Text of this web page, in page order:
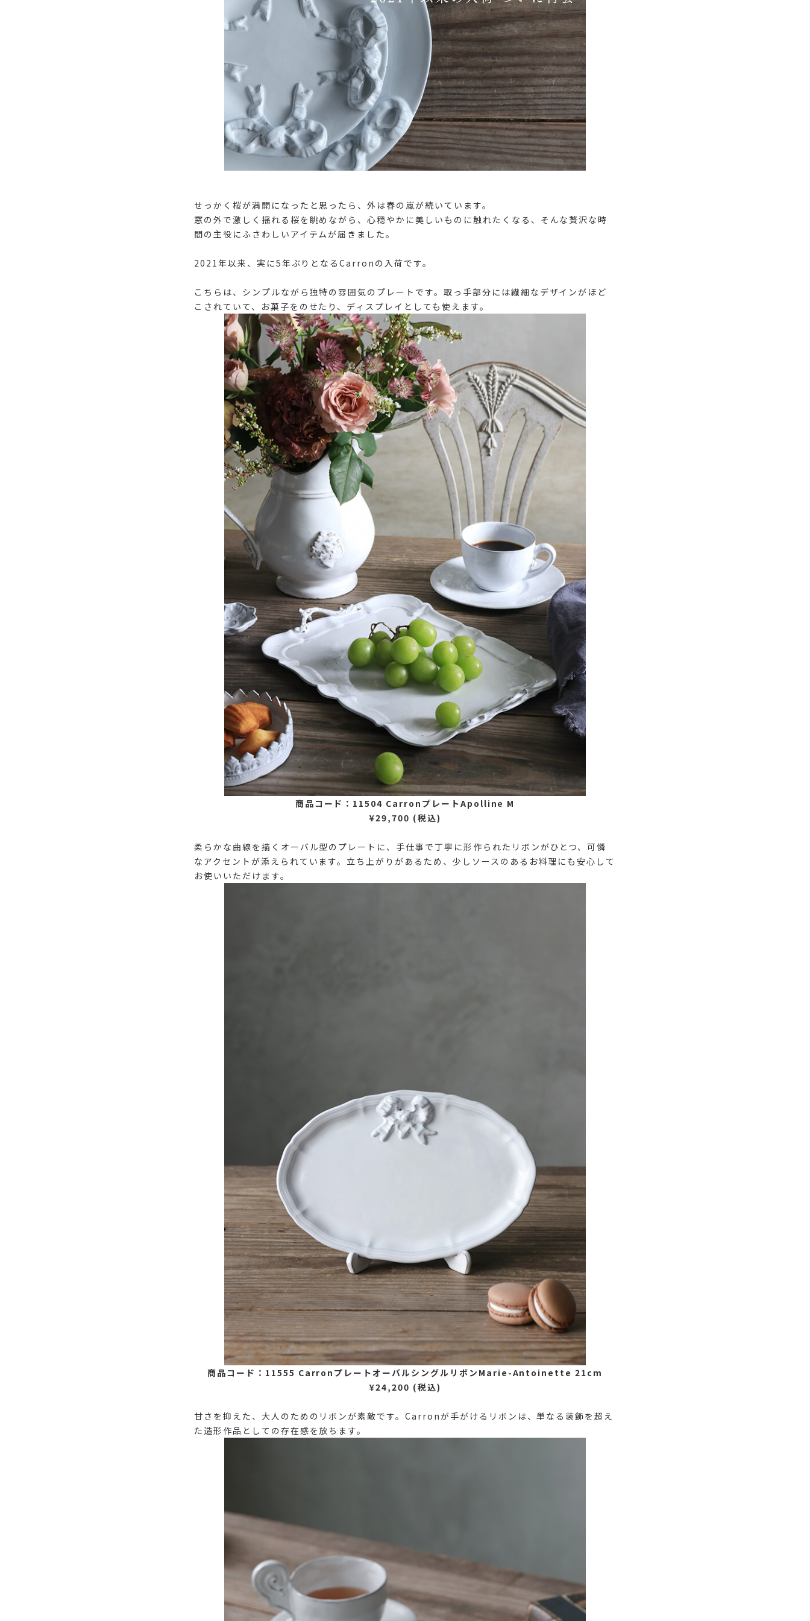
せっかく桜が満開になったと思ったら、外は春の嵐が続いています。
窓の外で激しく揺れる桜を眺めながら、心穏やかに美しいものに触れたくなる、そんな贅沢な時
間の主役にふさわしいアイテムが届きました。
2021年以来、実に5年ぶりとなるCarronの入荷です。
こちらは、シンプルながら独特の雰囲気のプレートです。取っ手部分には繊細なデザインがほど
こされていて、お菓子をのせたり、ディスプレイとしても使えます。
商品コード：11504 CarronプレートApolline M
¥29,700 (税込)
柔らかな曲線を描くオーバル型のプレートに、手仕事で丁寧に形作られたリボンがひとつ、可憐
なアクセントが添えられています。立ち上がりがあるため、少しソースのあるお料理にも安心して
お使いいただけます。
商品コード：11555 CarronプレートオーバルシングルリボンMarie-Antoinette 21cm
¥24,200 (税込)
甘さを抑えた、大人のためのリボンが素敵です。Carronが手がけるリボンは、単なる装飾を超え
た造形作品としての存在感を放ちます。